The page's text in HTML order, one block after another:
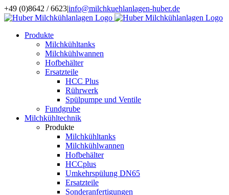
Zum
Inhalt
+49 (0)8642 / 6623|info@milchkuehlanlagen-huber.de
Produkte
Milchkühltanks
Milchkühlwannen
Hofbehälter
Ersatzteile
HCC Plus
Rührwerk
Spülpumpe und Ventile
Fundgrube
Milchkühltechnik
Produkte
Milchkühltanks
Milchkühlwannen
Hofbehälter
HCCplus
Umkehrspülung DN65
Ersatzteile
Sonderanfertigungen